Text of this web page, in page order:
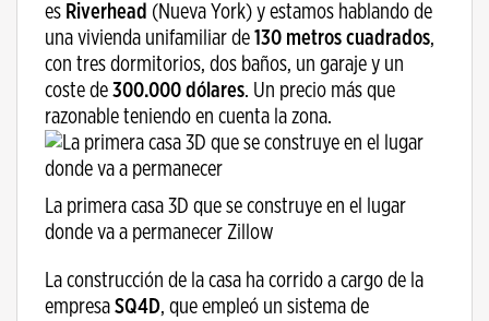
es Riverhead (Nueva York) y estamos hablando de
una vivienda unifamiliar de 130 metros cuadrados,
con tres dormitorios, dos baños, un garaje y un
coste de 300.000 dólares. Un precio más que
razonable teniendo en cuenta la zona.
La primera casa 3D que se construye en el lugar
donde va a permanecer Zillow
La construcción de la casa ha corrido a cargo de la
empresa SQ4D, que empleó un sistema de